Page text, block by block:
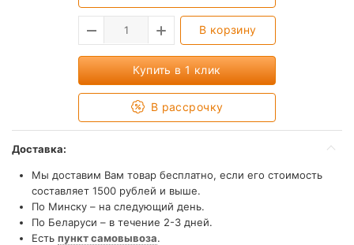
В корзину
Купить в 1 клик
В рассрочку
Доставка:
Мы доставим Вам товар бесплатно, если его стоимость
составляет 1500 рублей и выше.
По Минску – на следующий день.
По Беларуси – в течение 2-3 дней.
Есть пункт самовывоза.